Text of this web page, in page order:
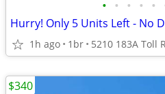
• • • • •
Hurry! Only 5 Units Left - No
1h ago 1br 5210 183A Toll
$340